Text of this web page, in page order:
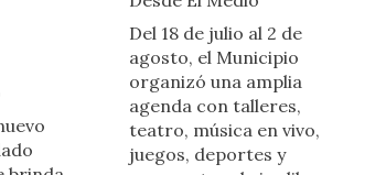
Del 18 de julio al 2 de
agosto, el Municipio
organizó una amplia
agenda con talleres,
teatro, música en vivo,
juegos, deportes y